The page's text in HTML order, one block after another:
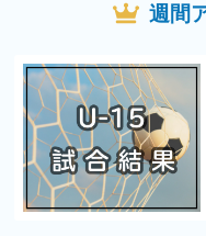
週間